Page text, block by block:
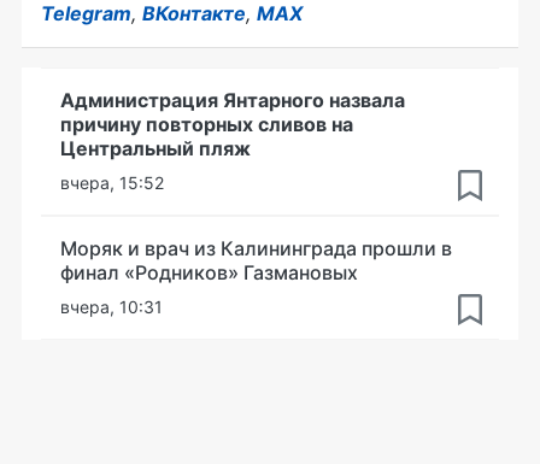
Telegram, ВКонтакте, MAX
Администрация Янтарного назвала
причину повторных сливов на
Центральный пляж
вчера, 15:52
Моряк и врач из Калининграда прошли в
финал «Родников» Газмановых
вчера, 10:31